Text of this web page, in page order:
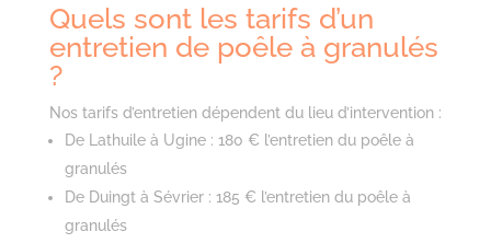
Quels sont les tarifs d’un
entretien de poêle à granulés
?
Nos tarifs d’entretien dépendent du lieu d’intervention :
De Lathuile à Ugine : 180 € l’entretien du poêle à
granulés
De Duingt à Sévrier : 185 € l’entretien du poêle à
granulés